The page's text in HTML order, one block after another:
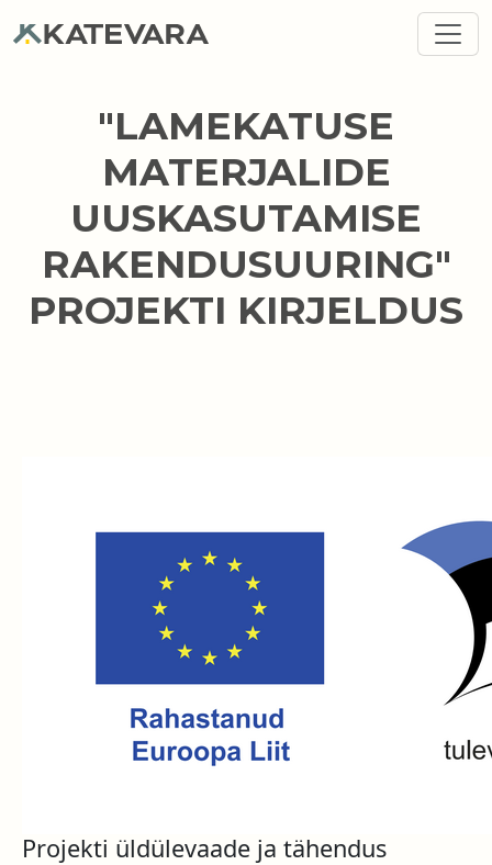
"LAMEKATUSE
MATERJALIDE
UUSKASUTAMISE
RAKENDUSUURING"
PROJEKTI KIRJELDUS
Projekti üldülevaade ja tähendus